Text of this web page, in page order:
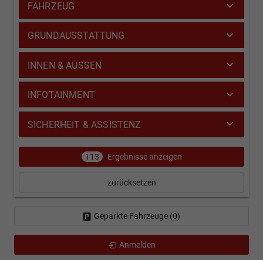
FAHRZEUG
GRUNDAUSSTATTUNG
INNEN & AUSSEN
INFOTAINMENT
SICHERHEIT & ASSISTENZ
113 Ergebnisse anzeigen
zurücksetzen
Geparkte Fahrzeuge (0)
Anmelden